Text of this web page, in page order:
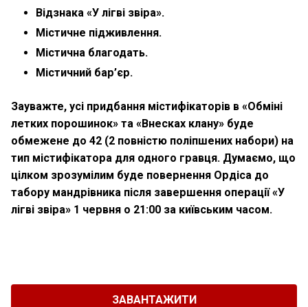
Відзнака «У лігві звіра».
Містичне підживлення.
Містична благодать.
Містичний бар’єр.
Зауважте, усі придбання містифікаторів в «Обміні
летких порошинок» та «Внесках клану» буде
обмежене до 42 (2 повністю поліпшених набори) на
тип містифікатора для одного гравця. Думаємо, що
цілком зрозумілим буде повернення Ордіса до
табору мандрівника після завершення операції «У
лігві звіра» 1 червня о 21:00 за київським часом.
ЗАВАНТАЖИТИ